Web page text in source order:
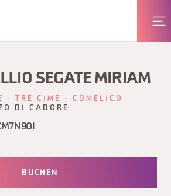
SEGATE MIRIAM
- TRE CIME - COMELICO
DI CADORE
BUCHEN